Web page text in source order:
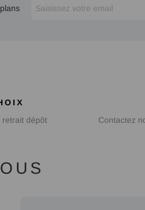
retrait dépôt
Contactez